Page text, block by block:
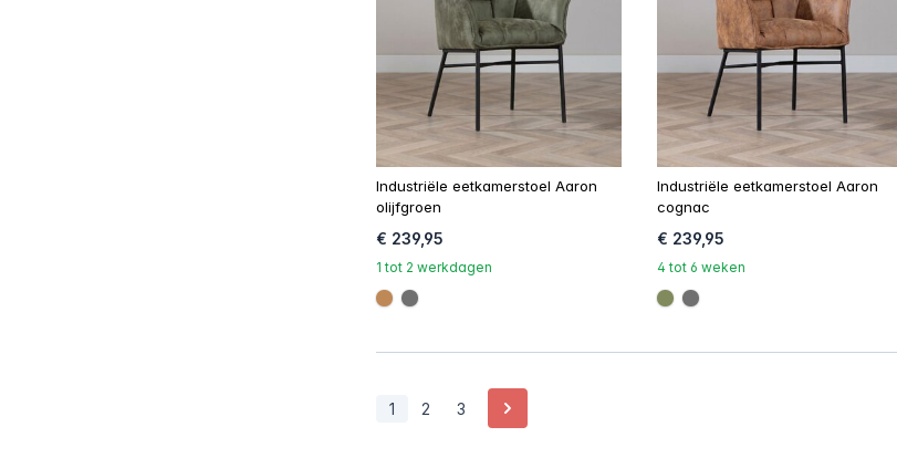
Industriële eetkamerstoel Aaron
olijfgroen
€ 239,95
1 tot 2 werkdagen
#be8957
#707070
Industriële eetkamerstoel Aaron
cognac
€ 239,95
4 tot 6 weken
#808a5d
#707070
1 2 3 Volgende